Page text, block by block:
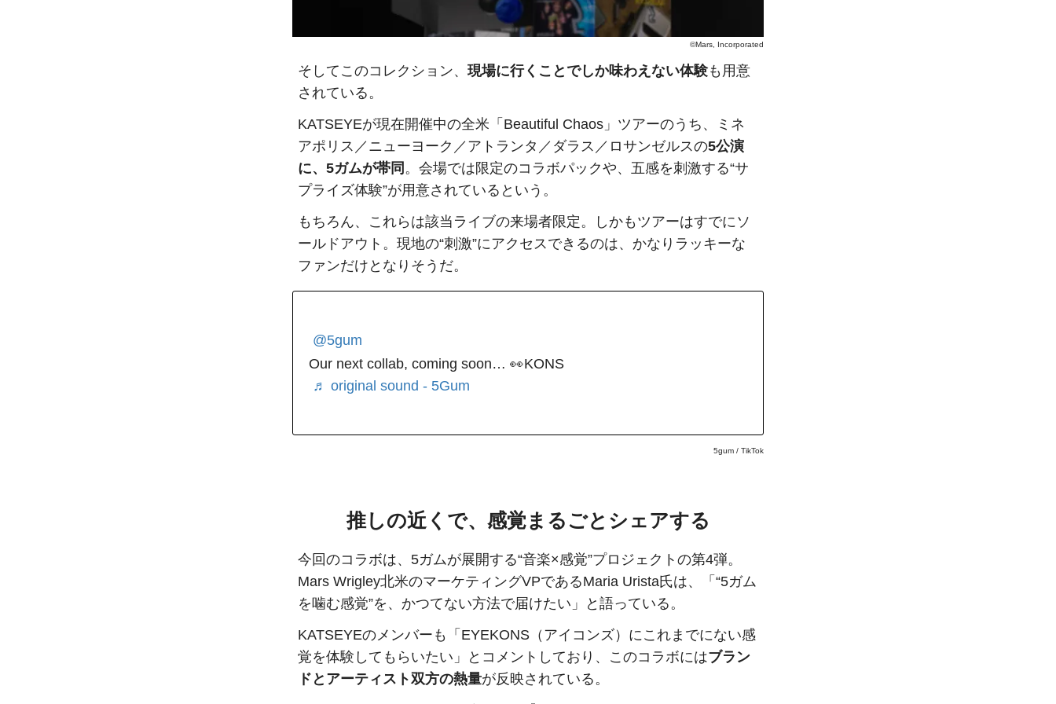
©Mars, Incorporated
そしてこのコレクション、 現場に行くことでしか味わえない体験も用意
されている。
KATSEYEが現在開催中の全米「Beautiful Chaos」ツアーのうち、ミネ
アポリス／ニューヨーク／アトランタ／ダラス／ロサンゼルスの5公演
に、5ガムが帯同 。会場では限定のコラボパックや、五感を刺激する“サ
プライズ体験”が用意されているという。
もちろん、これらは該当ライブの来場者限定。しかもツアーはすでにソ
ールドアウト。現地の“刺激”にアクセスできるのは、かなりラッキーな
ファンだけとなりそうだ。
@5gum
Our next collab, coming soon… 👀KONS
♬ original sound - 5Gum
5gum / TikTok
推しの近くで、感覚まるごとシェアする
今回のコラボは、5ガムが展開する“音楽×感覚”プロジェクトの第4弾。
Mars Wrigley北米のマーケティングVPであるMaria Urista氏は、「“5ガム
を噛む感覚”を、かつてない方法で届けたい」と語っている。
KATSEYEのメンバーも「EYEKONS（アイコンズ）にこれまでにない感
覚を体験してもらいたい」とコメントしており、このコラボにはブラン
ドとアーティスト双方の熱量が反映されている。